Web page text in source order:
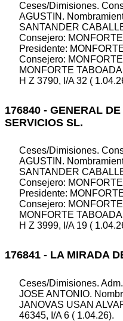
Ceses/Dimisiones.
AGUSTIN.
SANTANDER
Consejero:
Presidente:
Consejero:
MONFORTE
H Z 3790, I/A 32 (
176840 - GENERAL
SERVICIOS SL.
Ceses/Dimisiones.
AGUSTIN.
SANTANDER
Consejero:
Presidente:
Consejero:
MONFORTE
H Z 3999, I/A 19 (
176841 - LA MIRADA
Ceses/Dimisiones.
JOSE ANTONIO.
JANOVAS USAN
46345, I/A 6 ( 1.04.26).